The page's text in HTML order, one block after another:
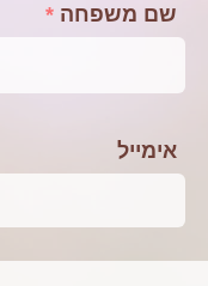
שם משפחה
אימייל